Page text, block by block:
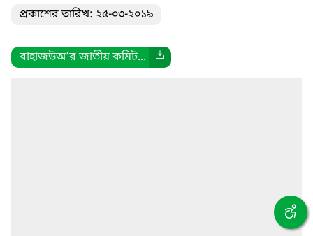
প্রকাশের তারিখ: ২৫-০৩-২০১৯
বাহাজউঅ’র জাতীয় কমিট...